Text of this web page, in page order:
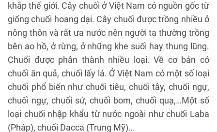
khắp thế giới. Cây chuối ở Việt Nam có nguồn gốc từ
giống chuối hoang dại. Cây chuối được trồng nhiều ở
nông thôn và rất ưa nước nên người ta thường trồng
bên ao hồ, ở rừng, ở những khe suối hay thung lũng.
Chuối được phân thành nhiều loại. Về cơ bản có
chuối ăn quả, chuối lấy lá. Ở Việt Nam có một số loại
chuối phổ biến như chuối tiêu, chuối tây, chuối ngự,
chuối ngự, chuối sứ, chuối bom, chuối quạ,…Một số
loại chuối nhập khẩu từ nước ngoài như chuối Laba
(Pháp), chuối Dacca (Trung Mỹ)…